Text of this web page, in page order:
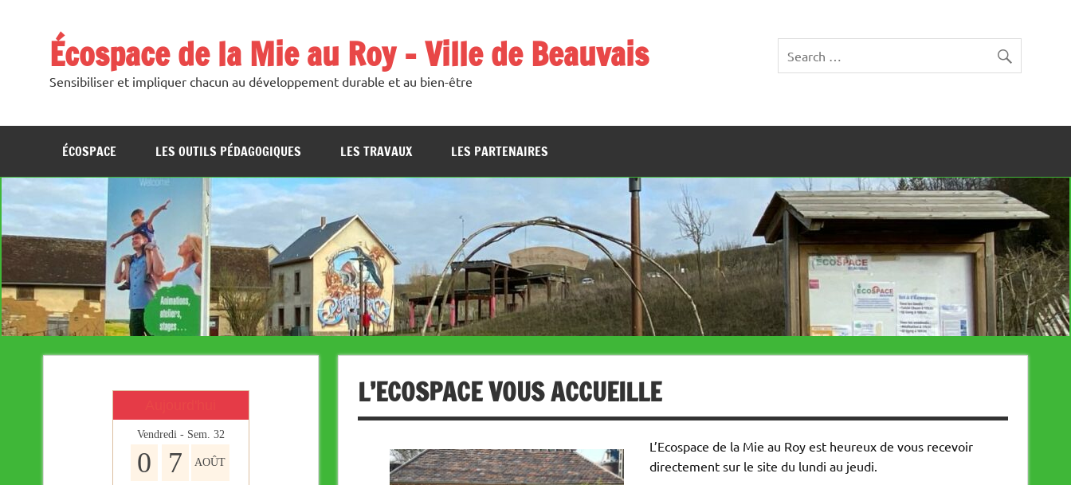
Écospace de la Mie au Roy – Ville de Beauvais
Sensibiliser et impliquer chacun au développement durable et au bien-être
ÉCOSPACE LES OUTILS PÉDAGOGIQUES LES TRAVAUX LES PARTENAIRES
L’ECOSPACE VOUS ACCUEILLE
L’Ecospace de la Mie au Roy est heureux de vous recevoir
directement sur le site du lundi au jeudi.
Vendredi - Sem. 32
0 7 AOÛT